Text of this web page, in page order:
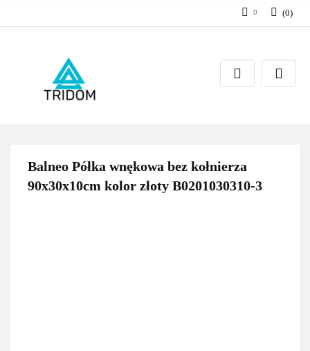
Dodaj zgłoszenie
(0)
Balneo Półka wnękowa bez kołnierza
90x30x10cm kolor złoty B0201030310-3